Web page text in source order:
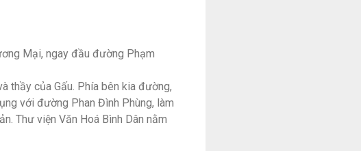
Mại, ngay đầu đường Phạm
thầy của Gấu. Phía bên kia đường,
với đường Phan Đình Phùng, làm
Thư viện Văn Hoá Bình Dân nằm